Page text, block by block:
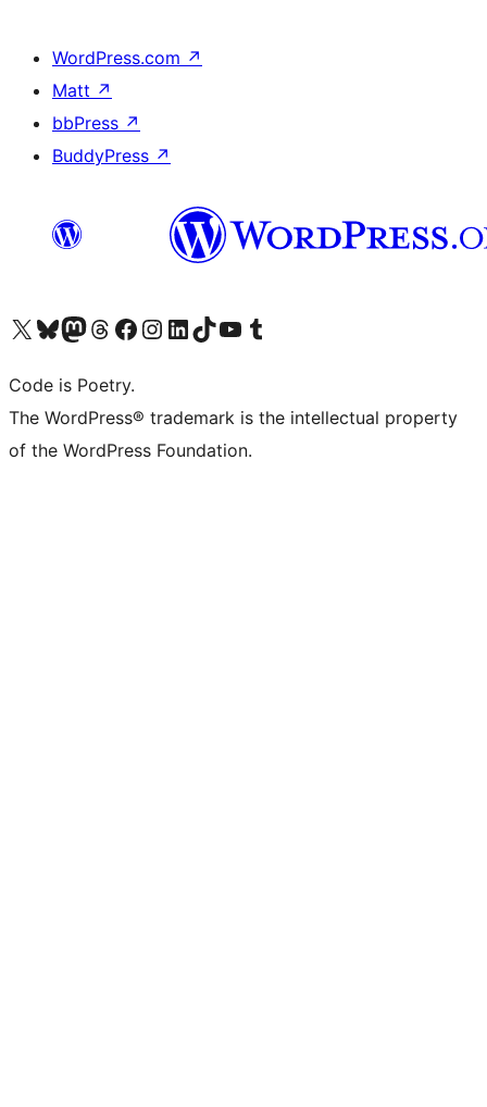
WordPress.com ↗
Matt ↗
bbPress ↗
BuddyPress ↗
Visita il nostro account X (ex Twitter)
Visita il nostro account Bluesky
Visita il nostro account Mastodon
Visita il nostro account Threads
Visita la nostra pagina Facebook
Visita il nostro account Instagram
Visita il nostro account LinkedIn
Visita il nostro account TikTok
Visita il nostro canale YouTube
Visita il nostro account Tumblr
Code is Poetry.
The WordPress® trademark is the intellectual property
of the WordPress Foundation.